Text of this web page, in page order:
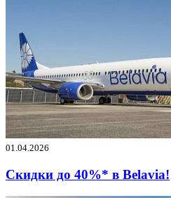
01.04.2026
Скидки до 40%* в Belavia!